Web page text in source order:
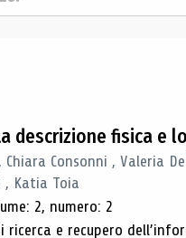
descrizione fisica e
Chiara Consonni , Valeria
, Katia Toia
2, numero: 2
ricerca e recupero